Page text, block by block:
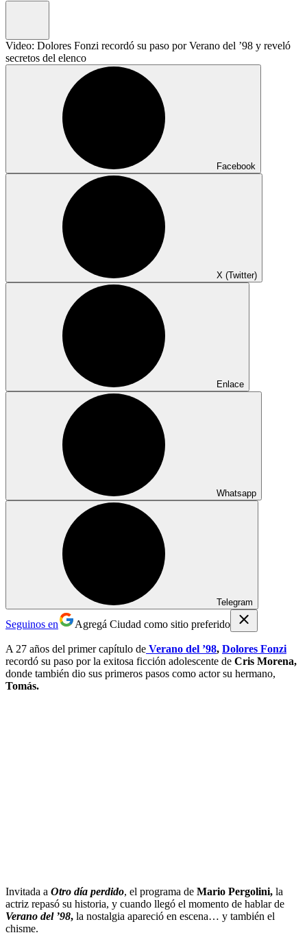
Video: Dolores Fonzi recordó su paso por Verano del ’98 y reveló
secretos del elenco
Facebook
X (Twitter)
Enlace
Whatsapp
Telegram
Seguinos en Agregá Ciudad como sitio preferido
A 27 años del primer capítulo de Verano del ’98, Dolores Fonzi
recordó su paso por la exitosa ficción adolescente de Cris Morena,
donde también dio sus primeros pasos como actor su hermano,
Tomás.
Invitada a Otro día perdido, el programa de Mario Pergolini, la
actriz repasó su historia, y cuando llegó el momento de hablar de
Verano del ’98, la nostalgia apareció en escena… y también el
chisme.